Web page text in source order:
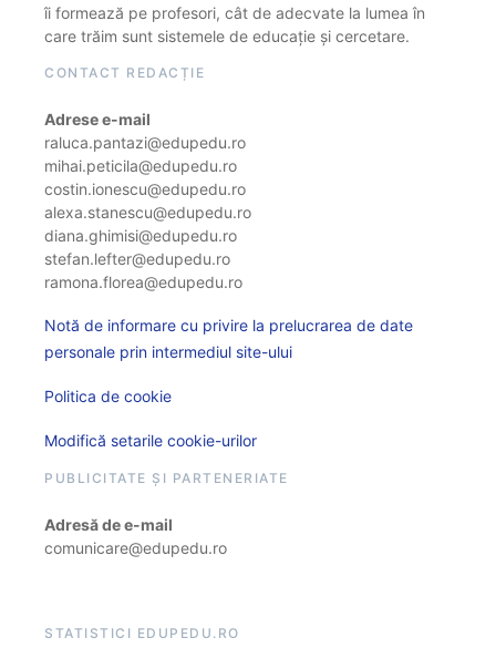
îi formează pe profesori, cât de adecvate la lumea în
care trăim sunt sistemele de educație și cercetare.
CONTACT REDACȚIE
Adrese e-mail
raluca.pantazi@edupedu.ro
mihai.peticila@edupedu.ro
costin.ionescu@edupedu.ro
alexa.stanescu@edupedu.ro
diana.ghimisi@edupedu.ro
stefan.lefter@edupedu.ro
ramona.florea@edupedu.ro
Notă de informare cu privire la prelucrarea de date
personale prin intermediul site-ului
Politica de cookie
Modifică setarile cookie-urilor
PUBLICITATE ȘI PARTENERIATE
Adresă de e-mail
comunicare@edupedu.ro
STATISTICI EDUPEDU.RO